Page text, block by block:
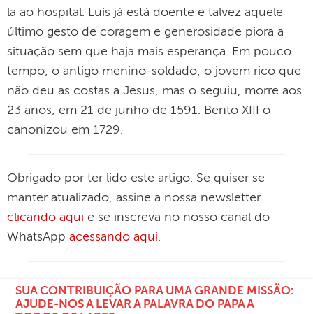
la ao hospital. Luís já está doente e talvez aquele
último gesto de coragem e generosidade piora a
situação sem que haja mais esperança. Em pouco
tempo, o antigo menino-soldado, o jovem rico que
não deu as costas a Jesus, mas o seguiu, morre aos
23 anos, em 21 de junho de 1591. Bento XIII o
canonizou em 1729.
Obrigado por ter lido este artigo. Se quiser se
manter atualizado, assine a nossa newsletter
clicando aqui e se inscreva no nosso canal do
WhatsApp acessando aqui.
SUA CONTRIBUIÇÃO PARA UMA GRANDE MISSÃO:
AJUDE-NOS A LEVAR A PALAVRA DO PAPA A